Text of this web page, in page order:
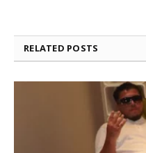
RELATED POSTS